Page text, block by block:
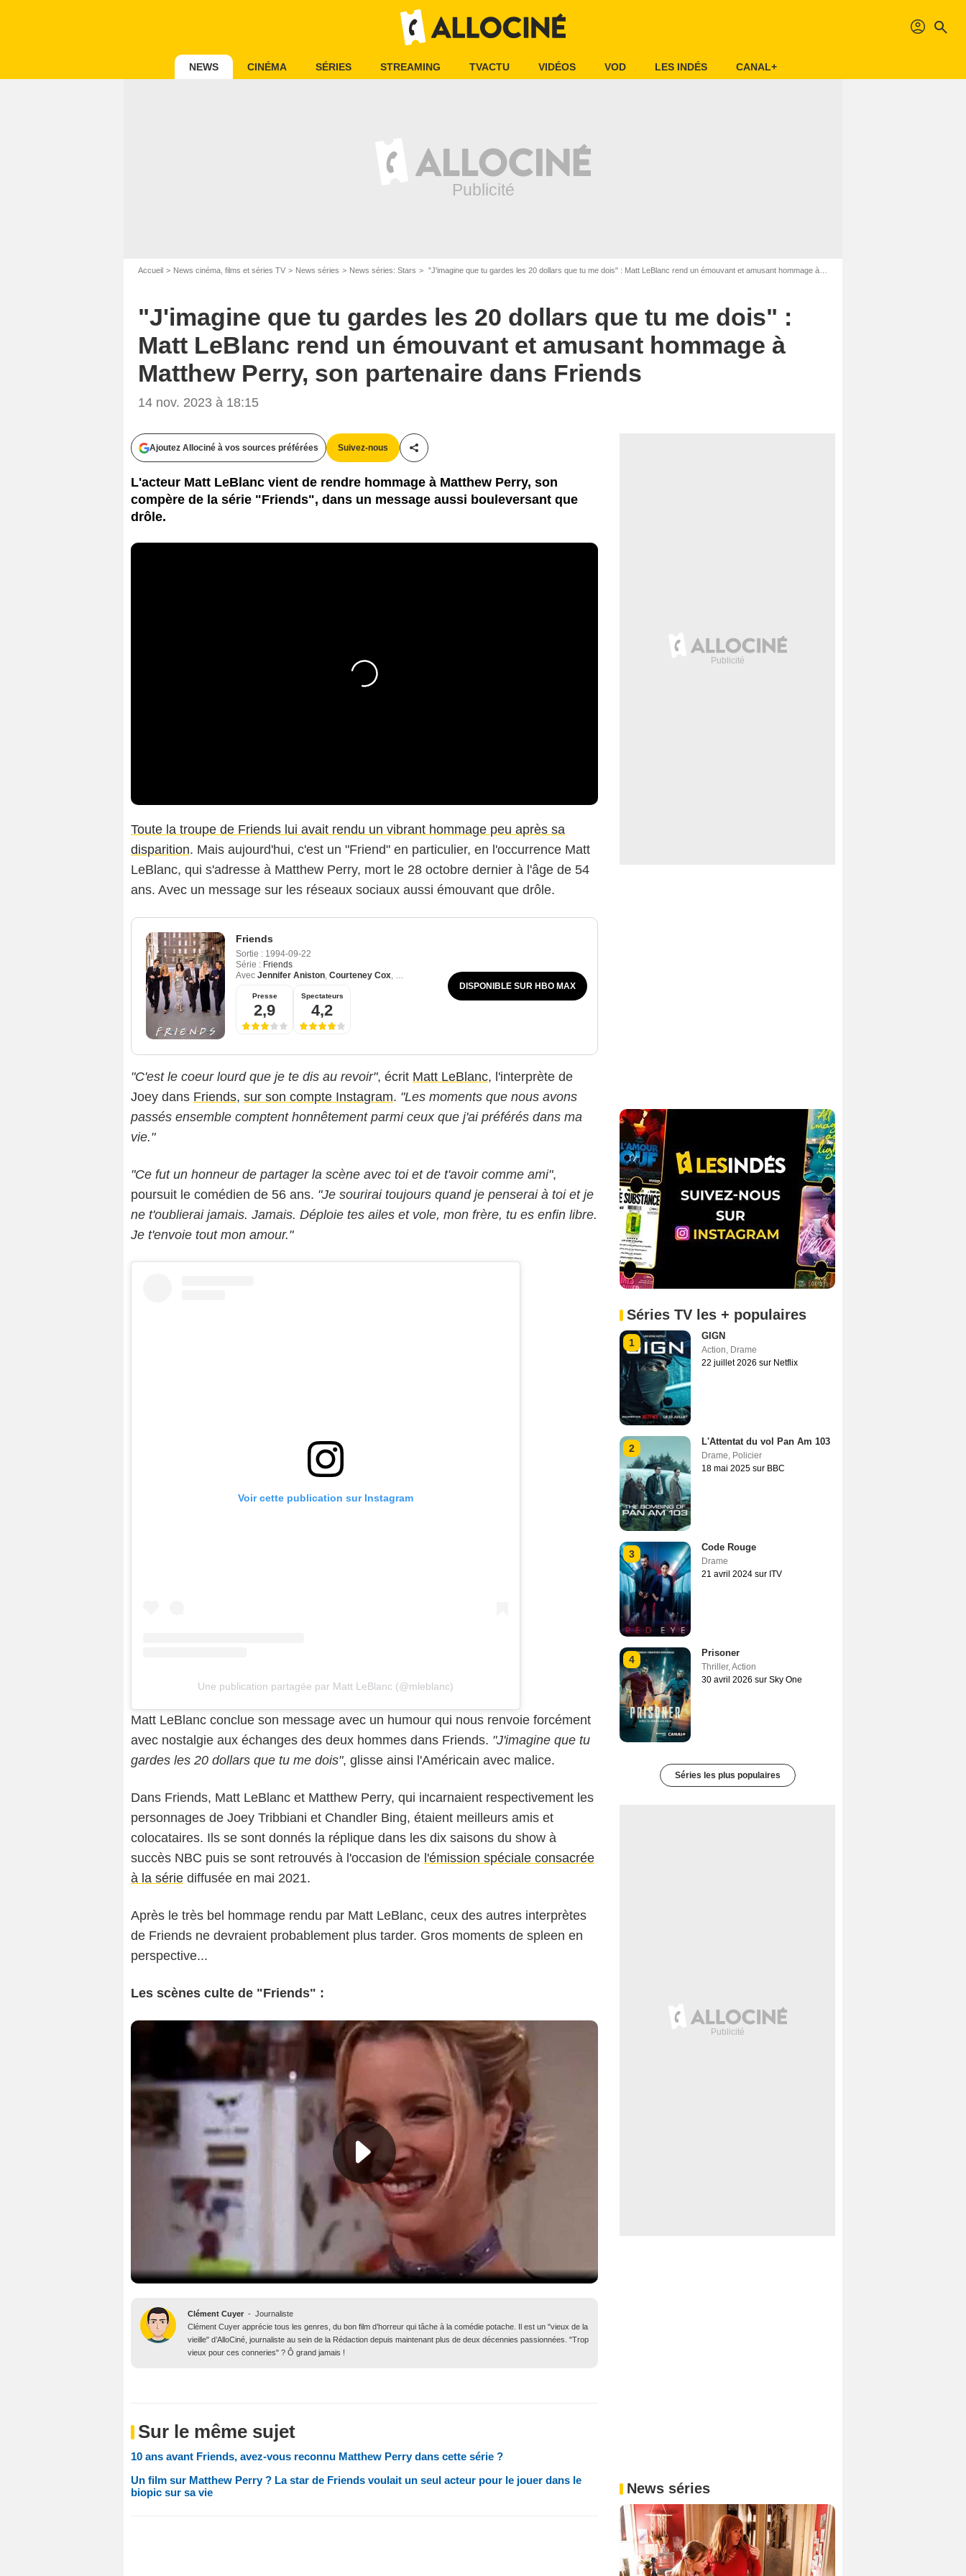
profil search
NEWS CINÉMA SÉRIES STREAMING TVACTU VIDÉOS VOD LES INDÉS CANAL+
Accueil News cinéma, films et séries TV News séries News séries: Stars "J'imagine que tu gardes les 20 dollars que tu me dois" : Matt LeBlanc rend un émouvant et amusant hommage à Matthew Perry, son partenaire dans Friends
"J'imagine que tu gardes les 20 dollars que tu me dois" :
Matt LeBlanc rend un émouvant et amusant hommage à
Matthew Perry, son partenaire dans Friends
14 nov. 2023 à 18:15
Ajoutez Allociné à vos sources préférées Suivez-nous
Partager cet article
L'acteur Matt LeBlanc vient de rendre hommage à Matthew Perry, son
compère de la série "Friends", dans un message aussi bouleversant que
drôle.
Toute la troupe de Friends lui avait rendu un vibrant hommage peu après sa
disparition. Mais aujourd'hui, c'est un "Friend" en particulier, en l'occurrence Matt
LeBlanc, qui s'adresse à Matthew Perry, mort le 28 octobre dernier à l'âge de 54
ans. Avec un message sur les réseaux sociaux aussi émouvant que drôle.
Friends
Sortie : 1994-09-22
Série : Friends
Avec Jennifer Aniston, Courteney Cox, Lisa Kudrow
Presse
2,9
Spectateurs
4,2
DISPONIBLE SUR HBO MAX
"C'est le coeur lourd que je te dis au revoir", écrit Matt LeBlanc, l'interprète de
Joey dans Friends, sur son compte Instagram. "Les moments que nous avons
passés ensemble comptent honnêtement parmi ceux que j'ai préférés dans ma
vie."
"Ce fut un honneur de partager la scène avec toi et de t'avoir comme ami",
poursuit le comédien de 56 ans. "Je sourirai toujours quand je penserai à toi et je
ne t'oublierai jamais. Jamais. Déploie tes ailes et vole, mon frère, tu es enfin libre.
Je t'envoie tout mon amour."
Voir cette publication sur Instagram
Une publication partagée par Matt LeBlanc (@mleblanc)
Matt LeBlanc conclue son message avec un humour qui nous renvoie forcément
avec nostalgie aux échanges des deux hommes dans Friends. "J'imagine que tu
gardes les 20 dollars que tu me dois", glisse ainsi l'Américain avec malice.
Dans Friends, Matt LeBlanc et Matthew Perry, qui incarnaient respectivement les
personnages de Joey Tribbiani et Chandler Bing, étaient meilleurs amis et
colocataires. Ils se sont donnés la réplique dans les dix saisons du show à
succès NBC puis se sont retrouvés à l'occasion de l'émission spéciale consacrée
à la série diffusée en mai 2021.
Après le très bel hommage rendu par Matt LeBlanc, ceux des autres interprètes
de Friends ne devraient probablement plus tarder. Gros moments de spleen en
perspective...
Les scènes culte de "Friends" :
Clément Cuyer - Journaliste
Clément Cuyer apprécie tous les genres, du bon film d’horreur qui tâche à la comédie potache. Il est un "vieux de la
vieille" d’AlloCiné, journaliste au sein de la Rédaction depuis maintenant plus de deux décennies passionnées. "Trop
vieux pour ces conneries" ? Ô grand jamais !
Sur le même sujet
10 ans avant Friends, avez-vous reconnu Matthew Perry dans cette série ?
Un film sur Matthew Perry ? La star de Friends voulait un seul acteur pour le jouer dans le
biopic sur sa vie
Séries TV les + populaires
1
GIGN
Action Drame
22 juillet 2026 sur Netflix
2
L'Attentat du vol Pan Am 103
Drame Policier
18 mai 2025 sur BBC
3
Code Rouge
Drame
21 avril 2024 sur ITV
4
Prisoner
Thriller, Action
30 avril 2026 sur Sky One
Séries les plus populaires
News séries